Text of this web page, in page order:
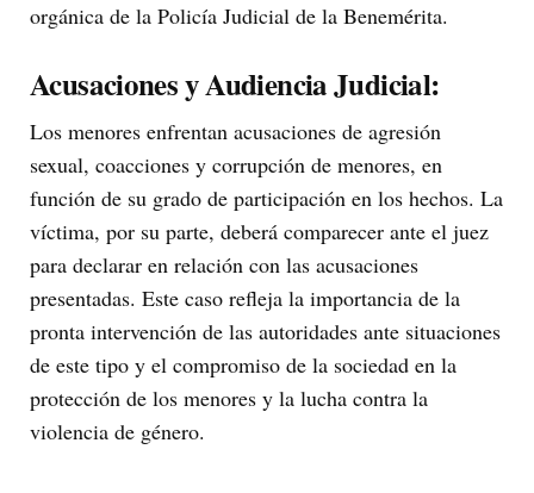
orgánica de la Policía Judicial de la Benemérita.
Acusaciones y Audiencia Judicial:
Los menores enfrentan acusaciones de agresión
sexual, coacciones y corrupción de menores, en
función de su grado de participación en los hechos. La
víctima, por su parte, deberá comparecer ante el juez
para declarar en relación con las acusaciones
presentadas. Este caso refleja la importancia de la
pronta intervención de las autoridades ante situaciones
de este tipo y el compromiso de la sociedad en la
protección de los menores y la lucha contra la
violencia de género.